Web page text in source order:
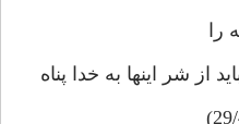
از شر اينها به خدا پناه